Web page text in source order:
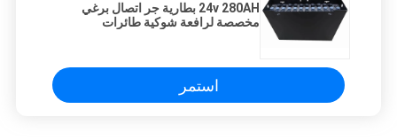
24v 280AH بطارية جر اتصال برغي
مخصصة لرافعة شوكية طائرات
استمر